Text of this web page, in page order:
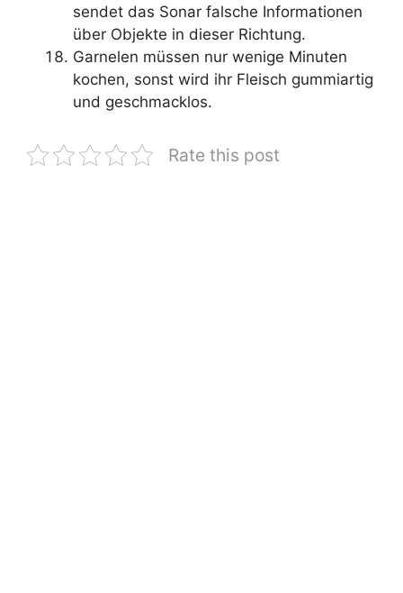
sendet das Sonar falsche Informationen
über Objekte in dieser Richtung.
Garnelen müssen nur wenige Minuten
kochen, sonst wird ihr Fleisch gummiartig
und geschmacklos.
Rate this post